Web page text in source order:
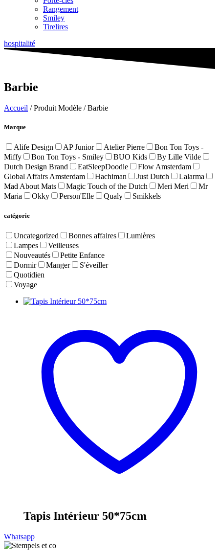
Rangement
Smiley
Tirelires
hospitalité
Barbie
Accueil / Produit Modèle / Barbie
Marque
Alife Design AP Junior Atelier Pierre
Bon Ton Toys -
Miffy
Bon Ton Toys - Smiley BUO Kids
By Lille Vilde
Dutch Design Brand
EatSleepDoodle
Flow Amsterdam
Global Affairs Amsterdam
Hachiman Just Dutch
Lalarma
Mad About Mats
Magic Touch of the Dutch Meri Meri
Mr
Maria
Okky Person'Elle Qualy Smikkels
catégorie
Uncategorized Bonnes affaires
Lumières
Lampes
Veilleuses
Nouveautés
Petite Enfance
Dormir
Manger
S'éveiller
Quotidien
Voyage
Tapis Intérieur 50*75cm
Whatsapp